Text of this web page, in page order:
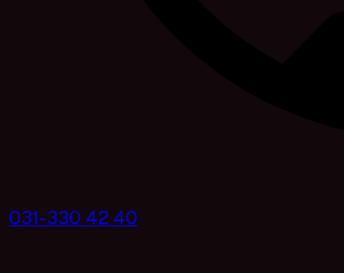
031-330 42 40